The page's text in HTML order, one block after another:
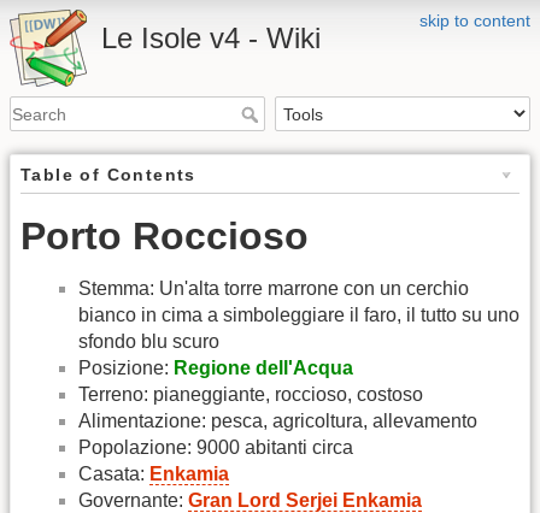
skip to content
Le Isole v4 - Wiki
Table of Contents
Porto Roccioso
Stemma: Un'alta torre marrone con un cerchio
bianco in cima a simboleggiare il faro, il tutto su uno
sfondo blu scuro
Posizione: Regione dell'Acqua
Terreno: pianeggiante, roccioso, costoso
Alimentazione: pesca, agricoltura, allevamento
Popolazione: 9000 abitanti circa
Casata: Enkamia
Governante: Gran Lord Serjei Enkamia